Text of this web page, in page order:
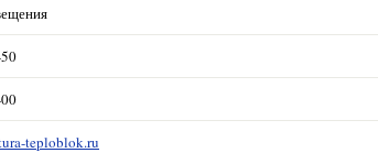
teploblok.ru